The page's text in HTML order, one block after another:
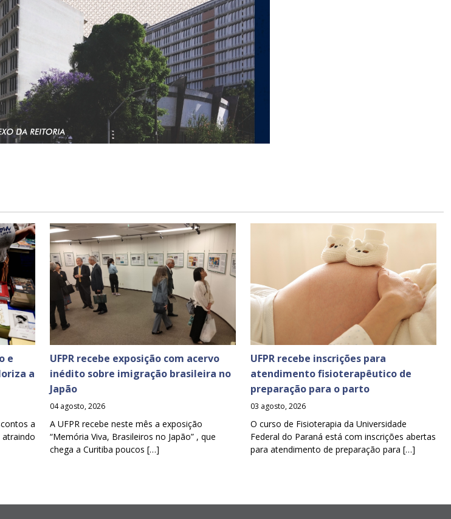
e
a
a
UFPR recebe exposição com acervo
inédito sobre imigração brasileira no
Japão
04 agosto, 2026
A UFPR recebe neste mês a exposição
“Memória Viva, Brasileiros no Japão” , que
chega a Curitiba poucos […]
UFPR recebe inscrições para
atendimento fisioterapêutico de
preparação para o parto
03 agosto, 2026
O curso de Fisioterapia da Universidade
Federal do Paraná está com inscrições abertas
para atendimento de preparação para […]